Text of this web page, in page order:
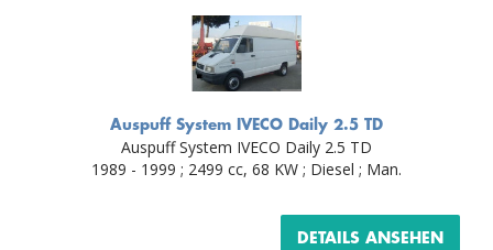
Auspuff System IVECO Daily 2.5 TD
Auspuff System IVECO Daily 2.5 TD
1989 - 1999 ; 2499 cc, 68 KW ; Diesel ; Man.
DETAILS ANSEHEN